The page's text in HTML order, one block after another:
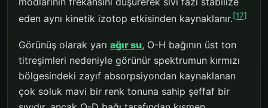
eden aynı kinetik izotop etkisinden kaynaklanır.[17]
Görünüş olarak yarı ağır su, O-H bağının üst ton
titreşimleri nedeniyle görünür spektrumun kırmızı
bölgesindeki zayıf absorpsiyondan kaynaklanan
çok soluk mavi bir renk tonuna sahip şeffaf bir